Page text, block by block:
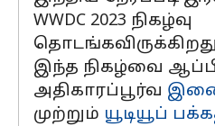
WWDC 2023 நிகழ்வு
இந்த நிகழ்வை
அதிகாரப்பூர்வ
முற்றும் யூடியூப்